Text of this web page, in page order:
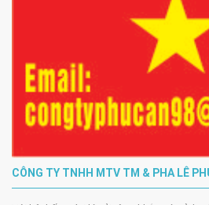
CÔNG TY TNHH MTV TM & PHA LÊ